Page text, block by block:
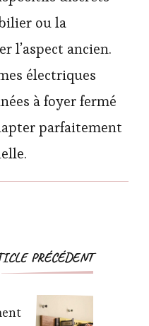
ou la
l’aspect ancien.
électriques
à foyer fermé
parfaitement
PRÉCÉDENT